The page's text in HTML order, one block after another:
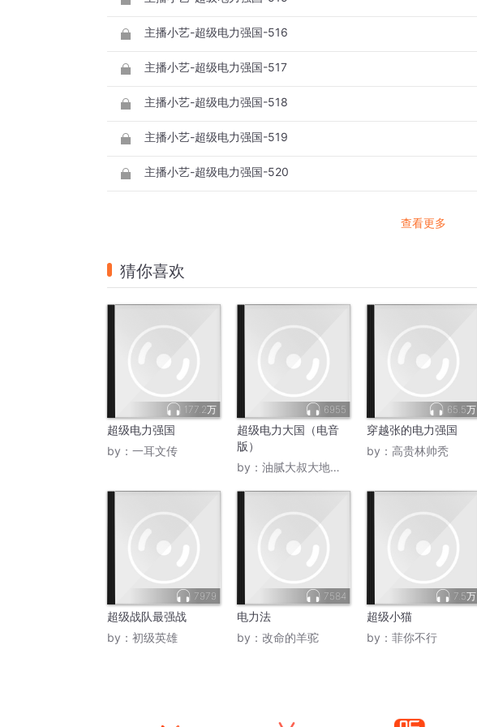
主播小艺-超级电力强国-516
主播小艺-超级电力强国-517
主播小艺-超级电力强国-518
主播小艺-超级电力强国-519
主播小艺-超级电力强国-520
查看更多
猜你喜欢
177.2万
超级电力强国
by： 一耳文传
6955
超级电力大国（电音
版）
by： 油腻大叔大地肥哥
65.5万
穿越张的电力强国
by： 高贵林帅秃
7979
超级战队最强战
by： 初级英雄
7584
电力法
by： 改命的羊驼
7.5万
超级小猫
by： 菲你不行